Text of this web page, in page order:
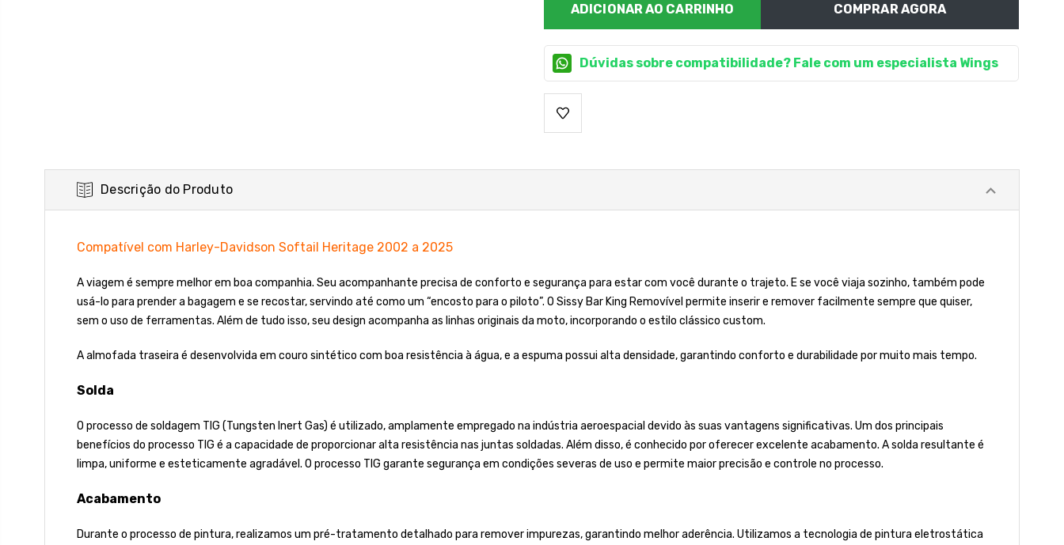
COMPRAR AGORA
Dúvidas sobre compatibilidade? Fale com um especialista Wings
Descrição do Produto
Compatível com Harley-Davidson Softail Heritage 2002 a 2025
A viagem é sempre melhor em boa companhia. Seu acompanhante precisa de conforto e segurança para estar com você durante o trajeto. E se você viaja sozinho, também pode
usá-lo para prender a bagagem e se recostar, servindo até como um “encosto para o piloto”. O Sissy Bar King Removível permite inserir e remover facilmente sempre que quiser,
sem o uso de ferramentas. Além de tudo isso, seu design acompanha as linhas originais da moto, incorporando o estilo clássico custom.
A almofada traseira é desenvolvida em couro sintético com boa resistência à água, e a espuma possui alta densidade, garantindo conforto e durabilidade por muito mais tempo.
Solda
O processo de soldagem TIG (Tungsten Inert Gas) é utilizado, amplamente empregado na indústria aeroespacial devido às suas vantagens significativas. Um dos principais
benefícios do processo TIG é a capacidade de proporcionar alta resistência nas juntas soldadas. Além disso, é conhecido por oferecer excelente acabamento. A solda resultante é
limpa, uniforme e esteticamente agradável. O processo TIG garante segurança em condições severas de uso e permite maior precisão e controle no processo.
Acabamento
Durante o processo de pintura, realizamos um pré-tratamento detalhado para remover impurezas, garantindo melhor aderência. Utilizamos a tecnologia de pintura eletrostática